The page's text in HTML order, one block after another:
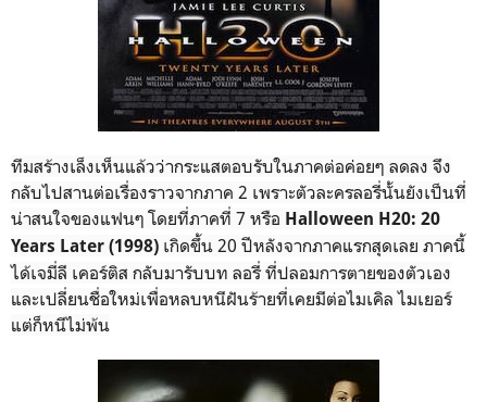
ทีมสร้างเล็งเห็นแล้วว่ากระแสตอบรับในภาคต่อค่อยๆ ลดลง จึง
กลับไปสานต่อเรื่องราวจากภาค 2 เพราะตัวละครลอรี่นั้นยังเป็นที่
น่าสนใจของแฟนๆ โดยที่ภาคที่ 7 หรือ Halloween H20: 20
Years Later (1998) เกิดขึ้น 20 ปีหลังจากภาคแรกสุดเลย ภาคนี้
ได้เจมี่ลี เคอร์ติส กลับมารับบท ลอรี่ ที่ปลอมการตายของตัวเอง
และเปลี่ยนชื่อใหม่เพื่อหลบหนีฝันร้ายที่เคยมีต่อไมเคิล ไมเยอร์
แต่ก็หนีไม่พ้น